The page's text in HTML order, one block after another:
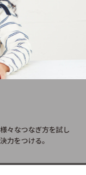
々なつなぎ方を試し
力をつける。